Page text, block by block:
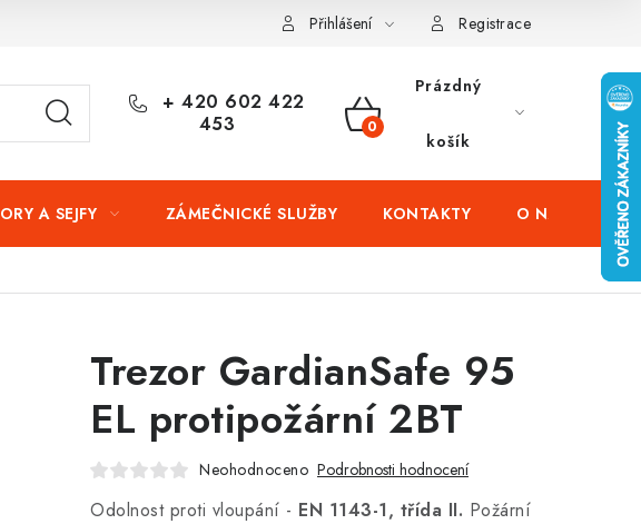
Zabezpečení firem (administrativních budov) a
Přihlášení Registrace
+ 420 602 422
453
NÁKUPNÍ
Prázdný
košík
A SEJFY ZÁMEČNICKÉ SLUŽBY KONTAKTY O NÁS
Trezor GardianSafe 95
EL protipožární 2BT
Neohodnoceno Podrobnosti hodnocení
Odolnost proti vloupání - EN 1143-1, třída II. Požární